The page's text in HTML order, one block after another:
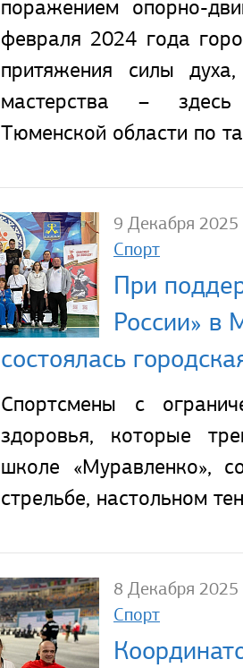
поражением опорно-
февраля 2024 года
притяжения силы
мастерства – здесь
Тюменской области по
9 Декабря 2025
Спорт
При
России» в
состоялась
Спортсмены с
здоровья, которые
школе «Муравленко»,
стрельбе, настольном
8 Декабря 2025
Спорт